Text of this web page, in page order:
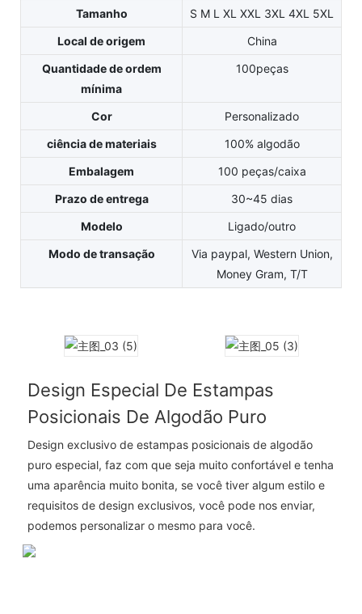
Tamanho
S M L XL XXL 3XL 4XL 5XL
Local de origem
China
Quantidade de ordem
mínima
100peças
Cor
Personalizado
ciência de materiais
100% algodão
Embalagem
100 peças/caixa
Prazo de entrega
30~45 dias
Modelo
Ligado/outro
Modo de transação
Via paypal, Western Union,
Money Gram, T/T
Design Especial De Estampas
Posicionais De Algodão Puro
Design exclusivo de estampas posicionais de algodão
puro especial, faz com que seja muito confortável e tenha
uma aparência muito bonita, se você tiver algum estilo e
requisitos de design exclusivos, você pode nos enviar,
podemos personalizar o mesmo para você.